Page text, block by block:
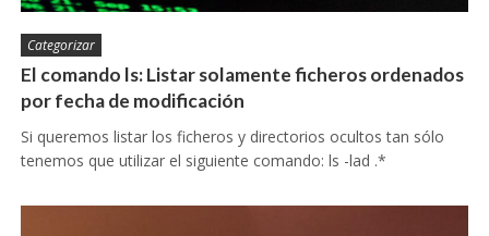
Categorizar
El comando ls: Listar solamente ficheros ordenados
por fecha de modificación
Si queremos listar los ficheros y directorios ocultos tan sólo
tenemos que utilizar el siguiente comando: ls -lad .*